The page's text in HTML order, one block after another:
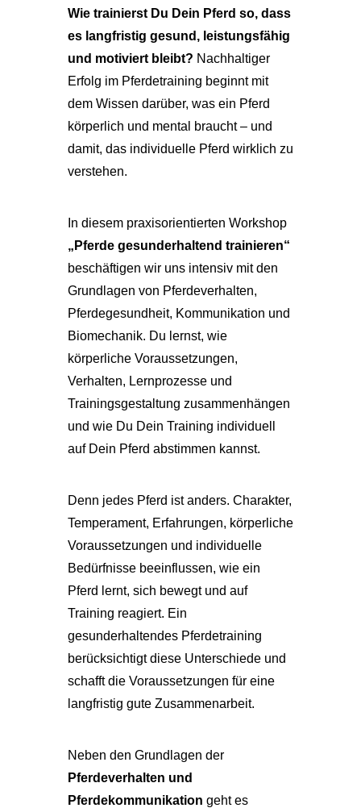
Wie trainierst Du Dein Pferd so, dass
es langfristig gesund, leistungsfähig
und motiviert bleibt? Nachhaltiger
Erfolg im Pferdetraining beginnt mit
dem Wissen darüber, was ein Pferd
körperlich und mental braucht – und
damit, das individuelle Pferd wirklich zu
verstehen.
In diesem praxisorientierten Workshop
„Pferde gesunderhaltend trainieren“
beschäftigen wir uns intensiv mit den
Grundlagen von Pferdeverhalten,
Pferdegesundheit, Kommunikation und
Biomechanik. Du lernst, wie
körperliche Voraussetzungen,
Verhalten, Lernprozesse und
Trainingsgestaltung zusammenhängen
und wie Du Dein Training individuell
auf Dein Pferd abstimmen kannst.
Denn jedes Pferd ist anders. Charakter,
Temperament, Erfahrungen, körperliche
Voraussetzungen und individuelle
Bedürfnisse beeinflussen, wie ein
Pferd lernt, sich bewegt und auf
Training reagiert. Ein
gesunderhaltendes Pferdetraining
berücksichtigt diese Unterschiede und
schafft die Voraussetzungen für eine
langfristig gute Zusammenarbeit.
Neben den Grundlagen der
Pferdeverhalten und
Pferdekommunikation geht es